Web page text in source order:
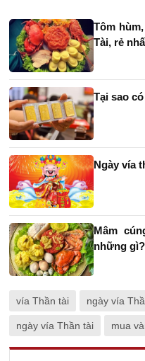
Tôm
Tài, rẻ
Tại sao
Ngày vía
Mâm
những gì?
vía Thần tài ngày vía
ngày vía Thần tài mua